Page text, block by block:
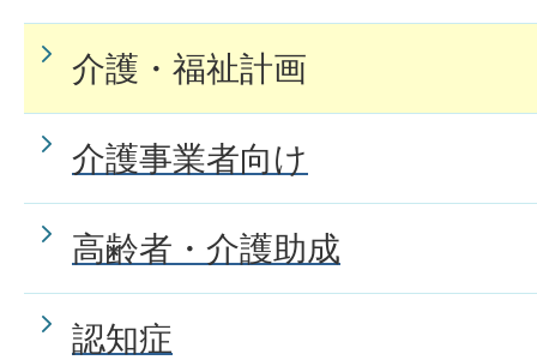
介護・福祉計画
介護事業者向け
高齢者・介護助成
認知症